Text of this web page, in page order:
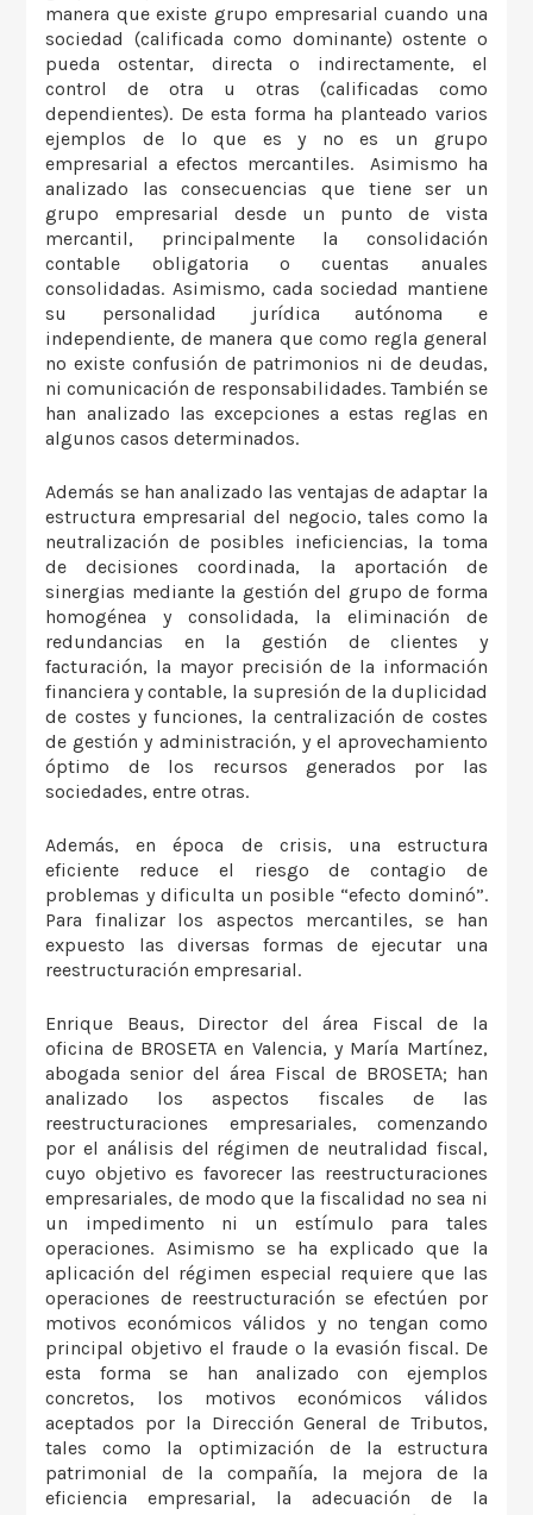
manera que existe grupo empresarial cuando una
sociedad (calificada como dominante) ostente o
pueda ostentar, directa o indirectamente, el
control de otra u otras (calificadas como
dependientes). De esta forma ha planteado varios
ejemplos de lo que es y no es un grupo
empresarial a efectos mercantiles. Asimismo ha
analizado las consecuencias que tiene ser un
grupo empresarial desde un punto de vista
mercantil, principalmente la consolidación
contable obligatoria o cuentas anuales
consolidadas. Asimismo, cada sociedad mantiene
su personalidad jurídica autónoma e
independiente, de manera que como regla general
no existe confusión de patrimonios ni de deudas,
ni comunicación de responsabilidades. También se
han analizado las excepciones a estas reglas en
algunos casos determinados.
Además se han analizado las ventajas de adaptar la
estructura empresarial del negocio, tales como la
neutralización de posibles ineficiencias, la toma
de decisiones coordinada, la aportación de
sinergias mediante la gestión del grupo de forma
homogénea y consolidada, la eliminación de
redundancias en la gestión de clientes y
facturación, la mayor precisión de la información
financiera y contable, la supresión de la duplicidad
de costes y funciones, la centralización de costes
de gestión y administración, y el aprovechamiento
óptimo de los recursos generados por las
sociedades, entre otras.
Además, en época de crisis, una estructura
eficiente reduce el riesgo de contagio de
problemas y dificulta un posible “efecto dominó”.
Para finalizar los aspectos mercantiles, se han
expuesto las diversas formas de ejecutar una
reestructuración empresarial.
Enrique Beaus, Director del área Fiscal de la
oficina de BROSETA en Valencia, y María Martínez,
abogada senior del área Fiscal de BROSETA; han
analizado los aspectos fiscales de las
reestructuraciones empresariales, comenzando
por el análisis del régimen de neutralidad fiscal,
cuyo objetivo es favorecer las reestructuraciones
empresariales, de modo que la fiscalidad no sea ni
un impedimento ni un estímulo para tales
operaciones. Asimismo se ha explicado que la
aplicación del régimen especial requiere que las
operaciones de reestructuración se efectúen por
motivos económicos válidos y no tengan como
principal objetivo el fraude o la evasión fiscal. De
esta forma se han analizado con ejemplos
concretos, los motivos económicos válidos
aceptados por la Dirección General de Tributos,
tales como la optimización de la estructura
patrimonial de la compañía, la mejora de la
eficiencia empresarial, la adecuación de la